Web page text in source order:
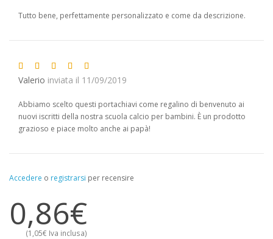
Tutto bene, perfettamente personalizzato e come da descrizione.
Valerio inviata il 11/09/2019
Abbiamo scelto questi portachiavi come regalino di benvenuto ai
nuovi iscritti della nostra scuola calcio per bambini. È un prodotto
grazioso e piace molto anche ai papà!
Accedere o registrarsi per recensire
0,86€
(1,05€ Iva inclusa)